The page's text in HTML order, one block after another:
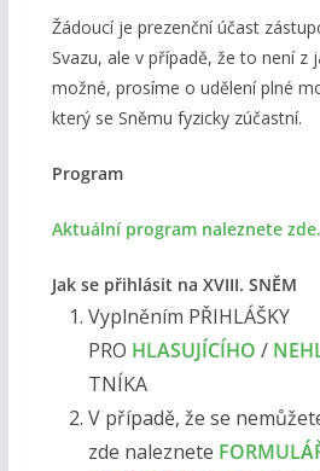
Žádoucí je prezenční účast
Svazu, ale v případě, že to není z
možné, prosíme o udělení plné
který se Sněmu fyzicky zúčastní.
Program
Aktuální program naleznete zde.
Jak se přihlásit na XVIII. SNĚM
Vyplněním PŘIHLÁŠKY
PRO HLASUJÍCÍHO /
TNÍKA
V případě, že se
zde naleznete